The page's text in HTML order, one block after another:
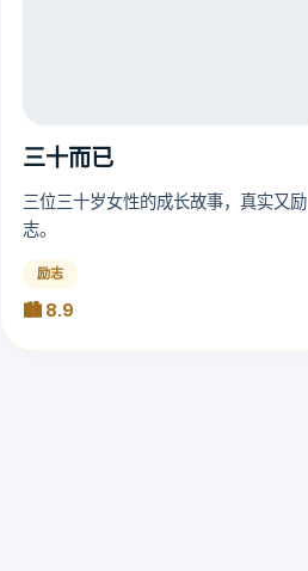
三十而已
三位三十岁女性的成长故事，真实又励
志。
励志
🏙️ 8.9